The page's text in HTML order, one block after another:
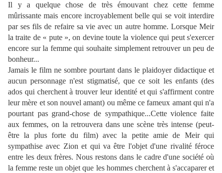
Il y a quelque chose de très émouvant chez cette femme
mûrissante mais encore incroyablement belle qui se voit interdire
par ses fils de refaire sa vie avec un autre homme. Lorsque Meir
la traite de « pute », on devine toute la violence qui peut s'exercer
encore sur la femme qui souhaite simplement retrouver un peu de
bonheur...
Jamais le film ne sombre pourtant dans le plaidoyer didactique et
aucun personnage n'est stigmatisé, que ce soit les enfants (des
ados qui cherchent à trouver leur identité et qui s'affirment contre
leur mère et son nouvel amant) ou même ce fameux amant qui n'a
pourtant pas grand-chose de sympathique...Cette violence faite
aux femmes, on la retrouvera dans une scène très intense (peut-
être la plus forte du film) avec la petite amie de Meir qui
sympathise avec Zion et qui va être l'objet d'une rivalité féroce
entre les deux frères. Nous restons dans le cadre d'une société où
la femme reste un objet que les hommes cherchent à s'accaparer et